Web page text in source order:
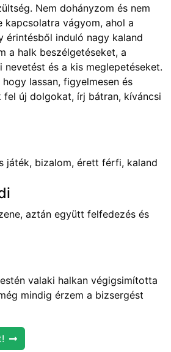
Nem dohányzom és nem
kapcsolatra vágyom, ahol a
érintésből induló nagy kaland
a halk beszélgetéseket, a
nevetést és a kis meglepetéseket.
lassan, figyelmesen és
új dolgokat, írj bátran, kíváncsi
játék, bizalom, érett férfi, kaland
aztán együtt felfedezés és
valaki halkan végigsimította
mindig érzem a bizsergést